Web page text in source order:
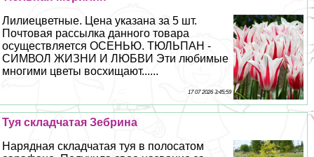
Лилиецветные. Цена указана за 5 шт.
Почтовая рассылка данного товара
осуществляется ОСЕНЬЮ. ТЮЛЬПАН -
СИМВОЛ ЖИЗНИ И ЛЮБВИ Эти любимые
многими цветы восхищают......
17 07 2026 3:45:59
Туя складчатая Зебрина
Нарядная складчатая туя в полосатом